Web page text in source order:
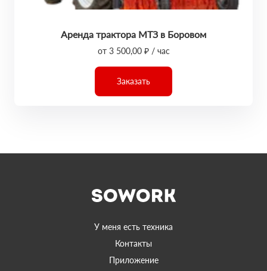
Аренда трактора МТЗ в Боровом
от 3 500,00 ₽ / час
Заказать
У меня есть техника
Контакты
Приложение